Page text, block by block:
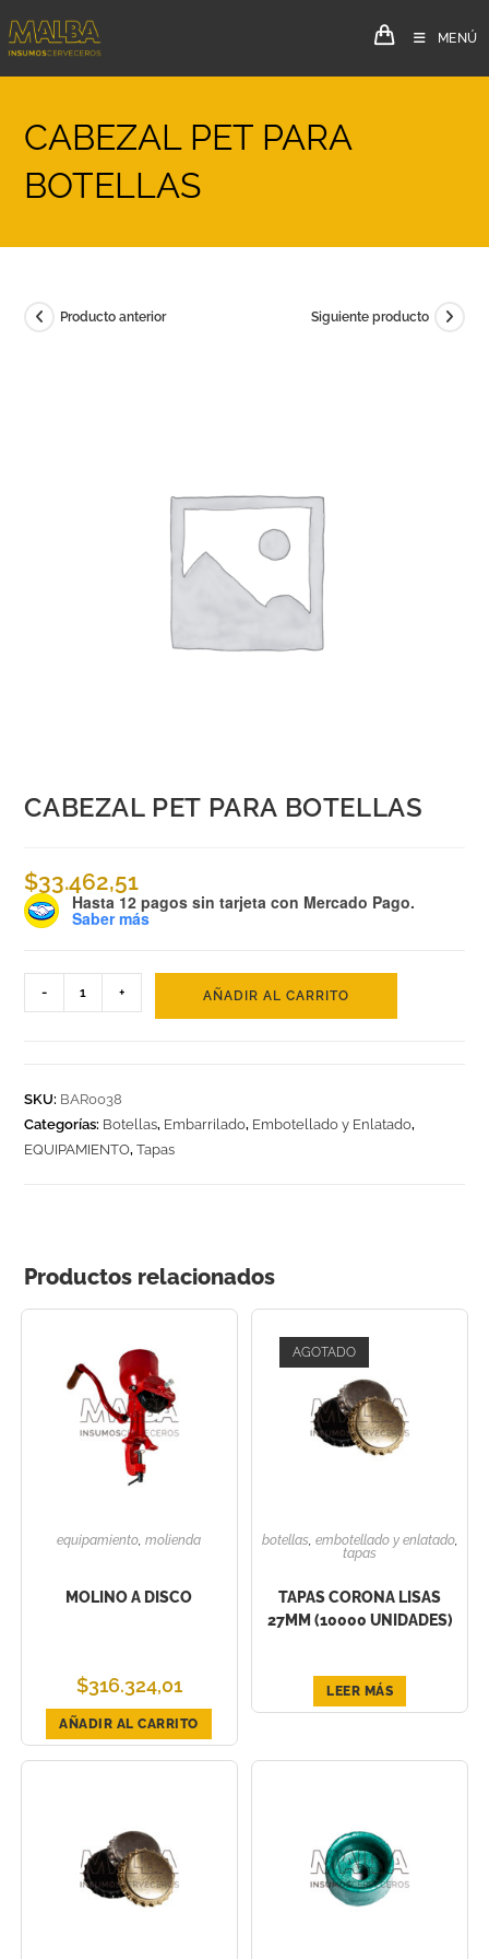
MENÚ
CABEZAL PET PARA
BOTELLAS
Producto anterior Siguiente producto
CABEZAL PET PARA BOTELLAS
$33.462,51
Hasta 12 pagos sin tarjeta con Mercado Pago.
Saber más
- + AÑADIR AL CARRITO
SKU: BAR0038
Categorías: Botellas, Embarrilado, Embotellado y Enlatado,
EQUIPAMIENTO,Tapas
Productos relacionados
equipamiento,molienda
MOLINO A DISCO
$316.324,01
AÑADIR AL CARRITO
AGOTADO
botellas, embotellado y enlatado,
tapas
TAPAS CORONA LISAS
27MM (10000 UNIDADES)
LEER MÁS